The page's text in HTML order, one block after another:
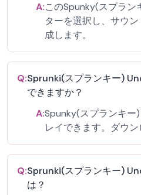
A:このSpunky(スプラン
ターを選択し、サウ
成します。
Q:Sprunki(スプランキー)
できますか？
A:Spunky(スプランキー
レイできます。ダウン
Q:Sprunki(スプランキー)
は？